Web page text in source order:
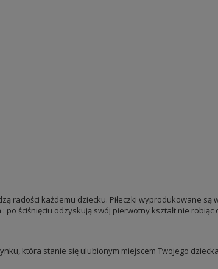
radości każdemu dziecku. Piłeczki wyprodukowane są
ściśnięciu odzyskują swój pierwotny kształt nie robiąc
która stanie się ulubionym miejscem Twojego